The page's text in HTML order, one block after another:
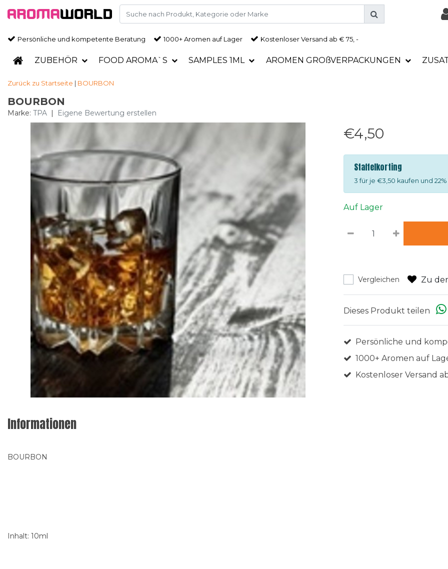
Persönliche und kompetente Beratung 1000+ Aromen auf Lager Kostenloser Versand ab € 75, -
ZUBEHÖR FOOD AROMA`S SAMPLES 1ML AROMEN GROßVERPACKUNGEN
Zurück zu Startseite | BOURBON
BOURBON
Marke: TPA | Eigene Bewertung erstellen
€4,50
Staffelkorting
3 für je €3,50 kaufen und
Auf Lager
Vergleichen Zu
Dieses Produkt teilen
Persönliche und
1000+ Aromen auf
Kostenloser Versand
Informationen
BOURBON
Inhalt: 10ml